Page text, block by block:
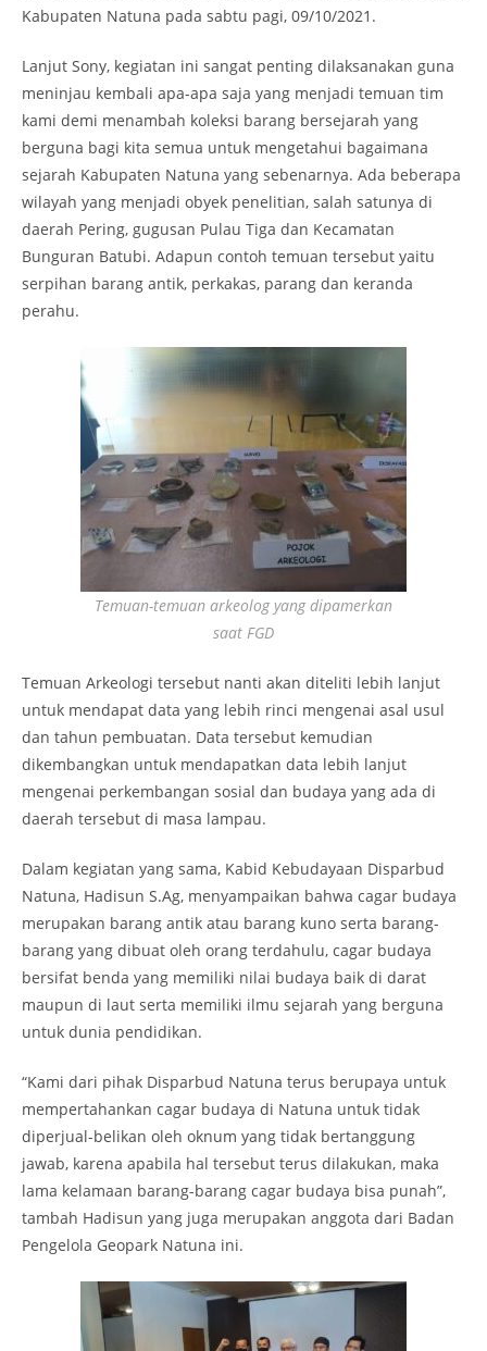
Kabupaten Natuna pada sabtu pagi, 09/10/2021.
Lanjut Sony, kegiatan ini sangat penting dilaksanakan guna
meninjau kembali apa-apa saja yang menjadi temuan tim
kami demi menambah koleksi barang bersejarah yang
berguna bagi kita semua untuk mengetahui bagaimana
sejarah Kabupaten Natuna yang sebenarnya. Ada beberapa
wilayah yang menjadi obyek penelitian, salah satunya di
daerah Pering, gugusan Pulau Tiga dan Kecamatan
Bunguran Batubi. Adapun contoh temuan tersebut yaitu
serpihan barang antik, perkakas, parang dan keranda
perahu.
Temuan-temuan arkeolog yang dipamerkan
saat FGD
Temuan Arkeologi tersebut nanti akan diteliti lebih lanjut
untuk mendapat data yang lebih rinci mengenai asal usul
dan tahun pembuatan. Data tersebut kemudian
dikembangkan untuk mendapatkan data lebih lanjut
mengenai perkembangan sosial dan budaya yang ada di
daerah tersebut di masa lampau.
Dalam kegiatan yang sama, Kabid Kebudayaan Disparbud
Natuna, Hadisun S.Ag, menyampaikan bahwa cagar budaya
merupakan barang antik atau barang kuno serta barang-
barang yang dibuat oleh orang terdahulu, cagar budaya
bersifat benda yang memiliki nilai budaya baik di darat
maupun di laut serta memiliki ilmu sejarah yang berguna
untuk dunia pendidikan.
“Kami dari pihak Disparbud Natuna terus berupaya untuk
mempertahankan cagar budaya di Natuna untuk tidak
diperjual-belikan oleh oknum yang tidak bertanggung
jawab, karena apabila hal tersebut terus dilakukan, maka
lama kelamaan barang-barang cagar budaya bisa punah”,
tambah Hadisun yang juga merupakan anggota dari Badan
Pengelola Geopark Natuna ini.